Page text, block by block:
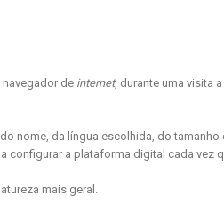
de internet, durante uma visita
nome, da língua escolhida, do
configurar a plataforma digital cada vez
mais geral.